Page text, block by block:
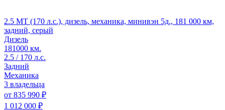
2.5 MT (170 л.с.), дизель, механика, минивэн 5д., 181 000 км,
задний, серый
Дизель
181000 км.
2.5 / 170 л.с.
Задний
Механика
3 владельца
от 835 990 ₽
1 012 000 ₽